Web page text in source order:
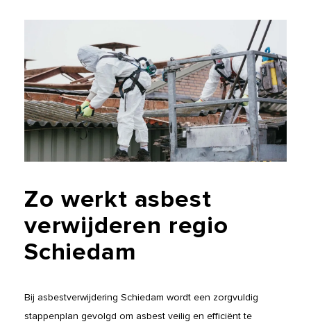
Zo werkt asbest
verwijderen regio
Schiedam
Bij asbestverwijdering Schiedam wordt een zorgvuldig
stappenplan gevolgd om asbest veilig en efficiënt te